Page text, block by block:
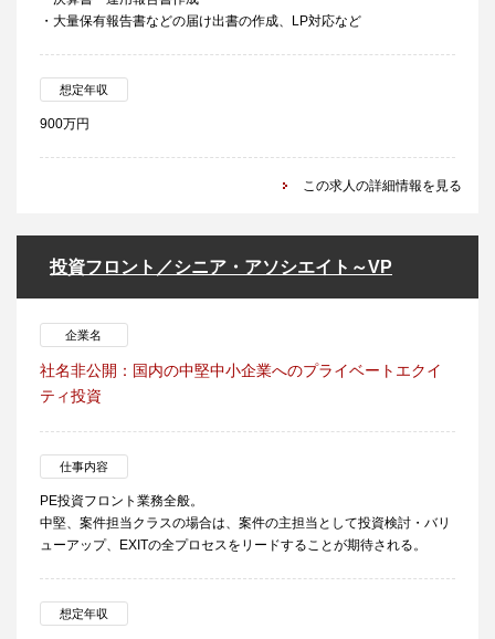
・大量保有報告書などの届け出書の作成、LP対応など
想定年収
900万円
この求人の詳細情報を見る
投資フロント／シニア・アソシエイト～VP
企業名
社名非公開：国内の中堅中小企業へのプライベートエクイ
ティ投資
仕事内容
PE投資フロント業務全般。
中堅、案件担当クラスの場合は、案件の主担当として投資検討・バリ
ューアップ、EXITの全プロセスをリードすることが期待される。
想定年収